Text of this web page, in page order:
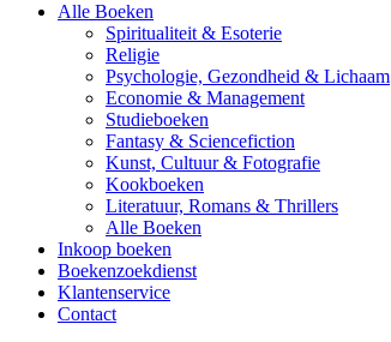
Alle Boeken
Spiritualiteit & Esoterie
Religie
Psychologie, Gezondheid & Lichaam
Economie & Management
Studieboeken
Fantasy & Sciencefiction
Kunst, Cultuur & Fotografie
Kookboeken
Literatuur, Romans & Thrillers
Alle Boeken
Inkoop boeken
Boekenzoekdienst
Klantenservice
Contact